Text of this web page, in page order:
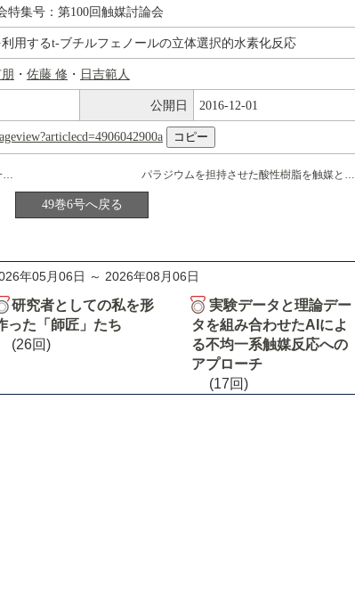
特集号：第100回触媒討論会
用するt-ブチルフェノールの立体選択的水素化反応
・ 佐藤 修 ・ 日吉範人
公開日 2016-12-01
パラジウムを担持させた酸性樹脂を触媒として用いる超臨界二酸化炭素中の高効率連続流通式水素化反応
銅担持シリカメゾ多孔体触媒による不均一系シクロプロパン化
49巻6号へ戻る
年05月06日 ～ 2026年08月06日
研究者としての私を形
った「師匠」たち
(26回)
実験データと理論デー
タを組み合わせたAIによ
る不均一系触媒反応への
アプローチ
(17回)